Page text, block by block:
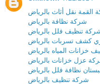
القمة نقل أثاث بالرياض
شركة نظافة بالرياض
تنظيف فلل بالرياض
كشف تسربات بالرياض
خزانات المياه بالرياض
عزل خزانات بالرياض
نظافة فلل بالرياض
شركة تنظيف بالرياض